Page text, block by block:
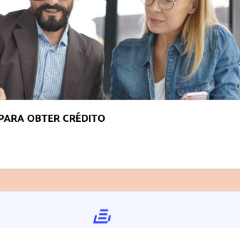
FAÇA A DIFERENÇA: SEJA SUSTENTÁVEL, SEJA